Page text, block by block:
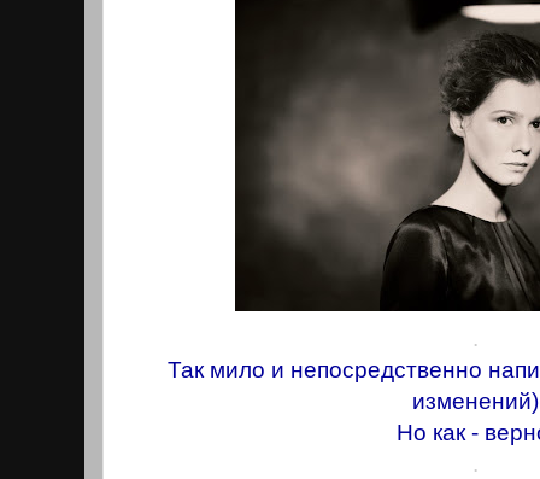
.
Так мило и непосредственно
изменений)
Но как -
.